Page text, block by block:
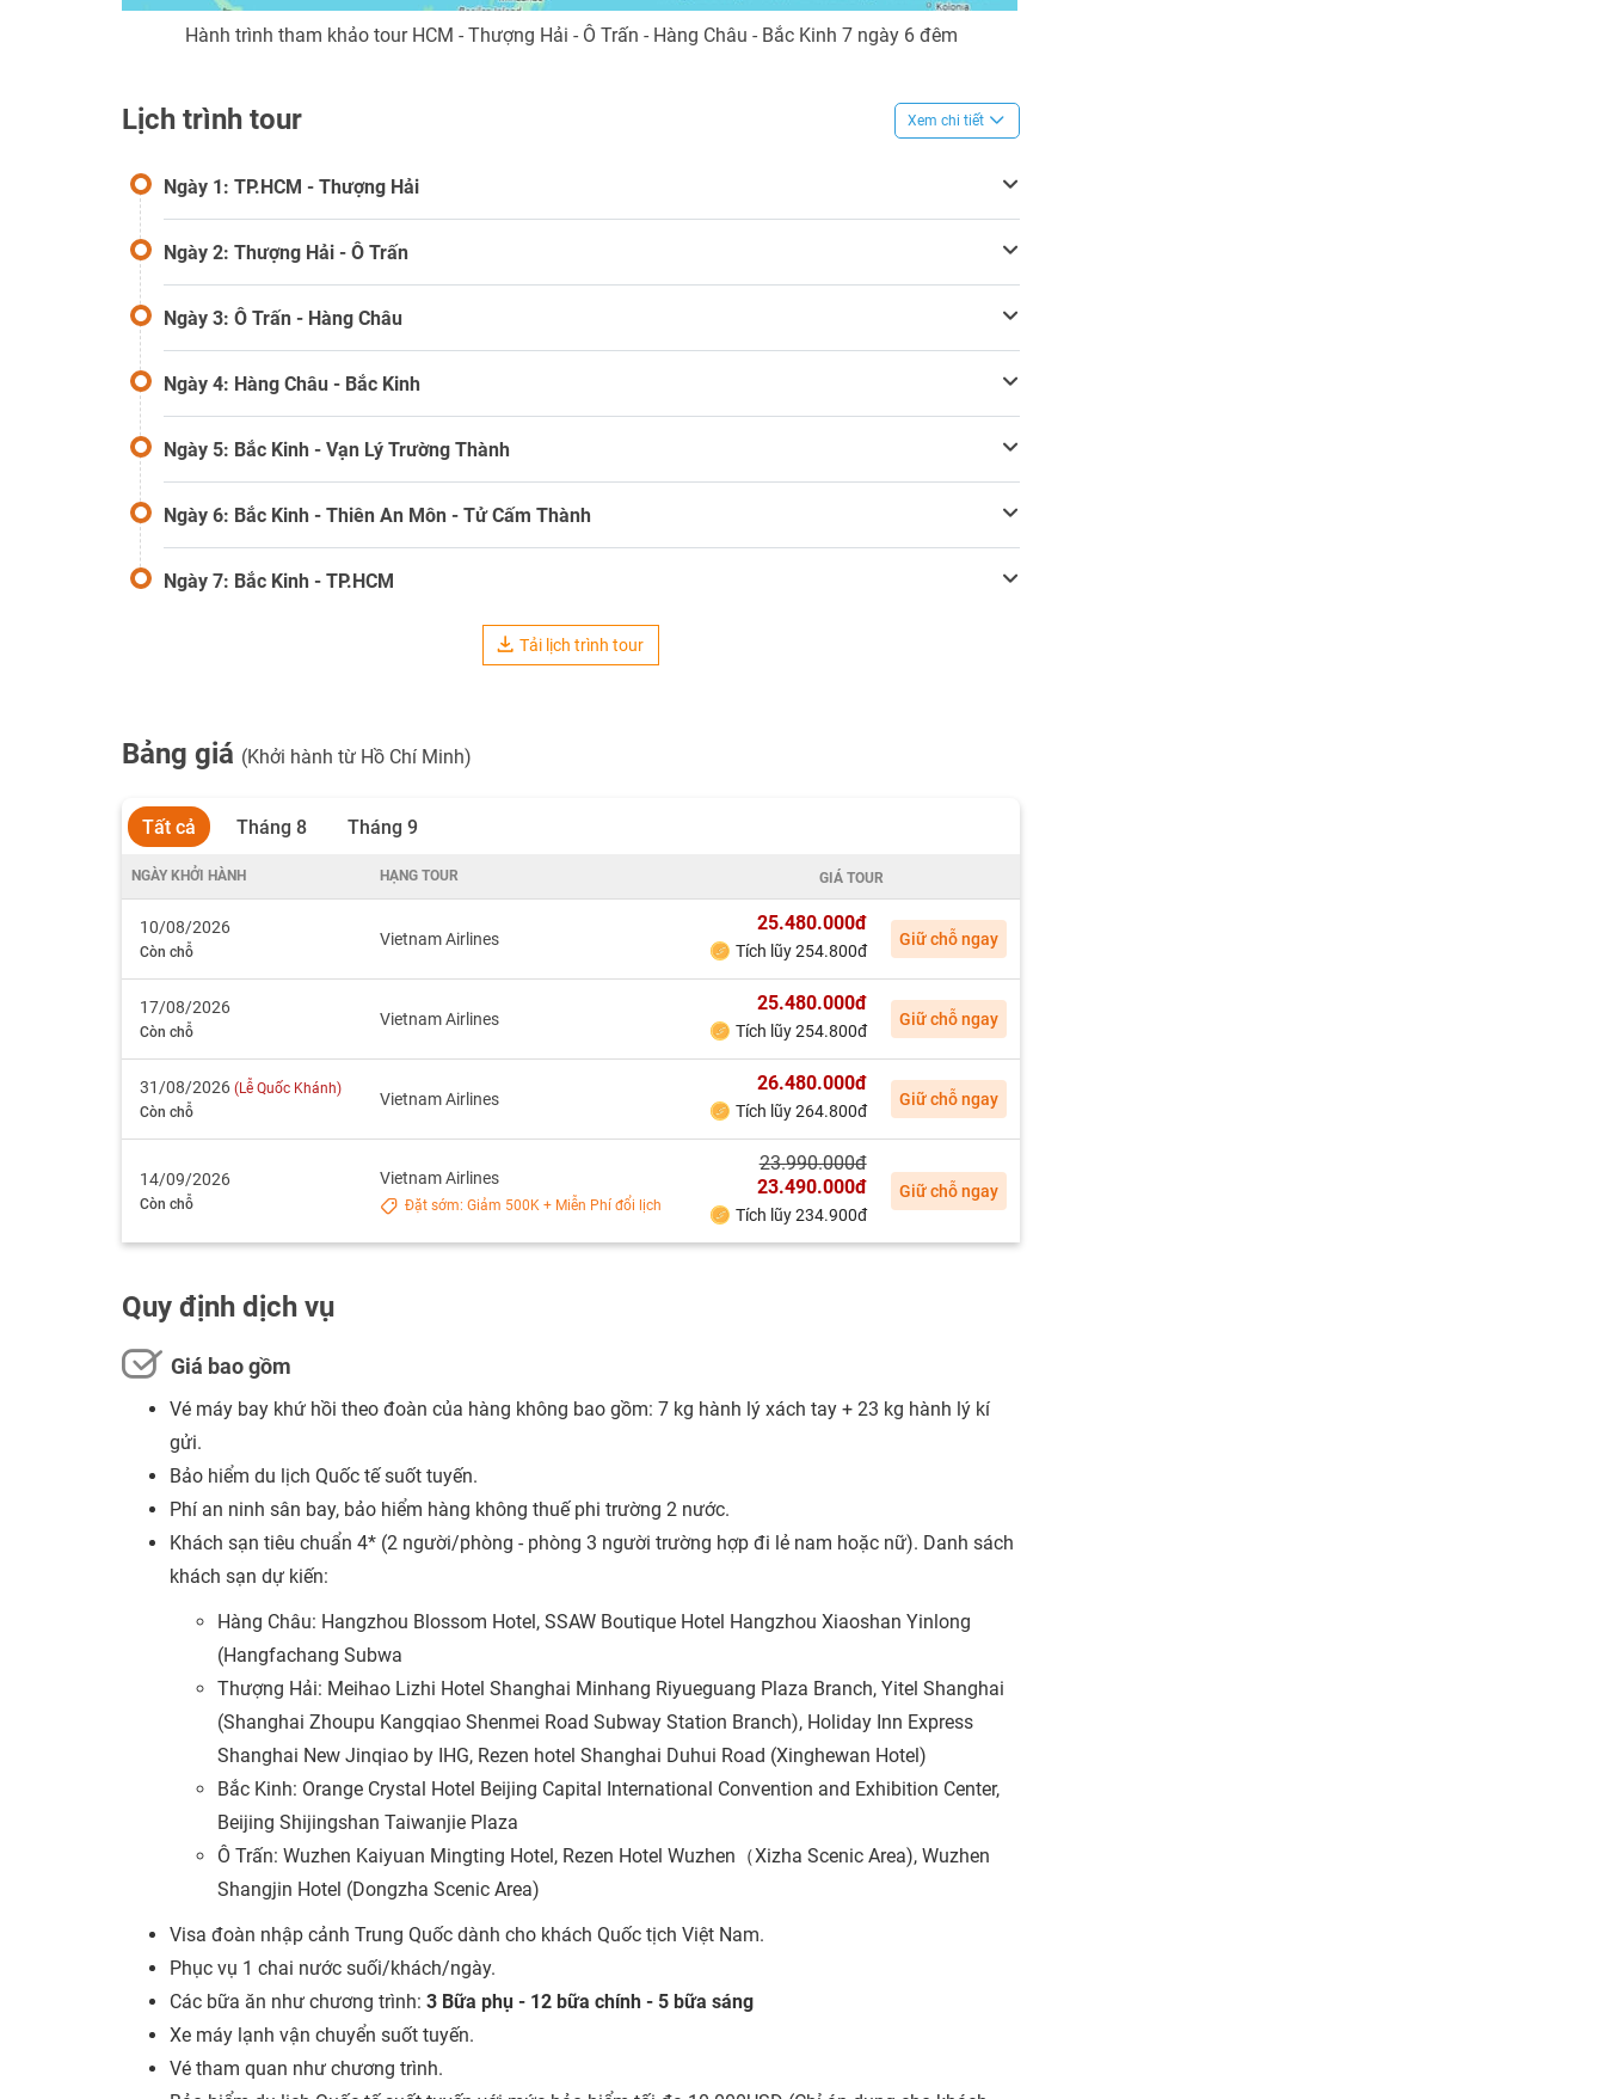
Hành trình tham khảo tour HCM - Thượng Hải - Ô Trấn - Hàng Châu - Bắc Kinh 7 ngày 6 đêm
Lịch trình tour Xem chi tiết
Ngày 1: TP.HCM - Thượng Hải
Ngày 2: Thượng Hải - Ô Trấn
Ngày 3: Ô Trấn - Hàng Châu
Ngày 4: Hàng Châu - Bắc Kinh
Ngày 5: Bắc Kinh - Vạn Lý Trường Thành
Ngày 6: Bắc Kinh - Thiên An Môn - Tử Cấm Thành
Ngày 7: Bắc Kinh - TP.HCM
Tải lịch trình tour
Bảng giá (Khởi hành từ Hồ Chí Minh)
Tất cả Tháng 8 Tháng 9
NGÀY KHỞI HÀNH HẠNG TOUR GIÁ TOUR
10/08/2026
Còn chỗ
Vietnam Airlines
25.480.000đ
Tích lũy 254.800đ
Giữ chỗ ngay
17/08/2026
Còn chỗ
Vietnam Airlines
25.480.000đ
Tích lũy 254.800đ
Giữ chỗ ngay
31/08/2026 (Lễ Quốc Khánh)
Còn chỗ
Vietnam Airlines
26.480.000đ
Tích lũy 264.800đ
Giữ chỗ ngay
14/09/2026
Còn chỗ
Vietnam Airlines
Đặt sớm: Giảm 500K + Miễn Phí đổi lịch
23.990.000đ
23.490.000đ
Tích lũy 234.900đ
Giữ chỗ ngay
Quy định dịch vụ
Giá bao gồm
Vé máy bay khứ hồi theo đoàn của hàng không bao gồm: 7 kg hành lý xách tay + 23 kg hành lý kí
gửi.
Bảo hiểm du lịch Quốc tế suốt tuyến.
Phí an ninh sân bay, bảo hiểm hàng không thuế phi trường 2 nước.
Khách sạn tiêu chuẩn 4* (2 người/phòng - phòng 3 người trường hợp đi lẻ nam hoặc nữ). Danh sách
khách sạn dự kiến:
Hàng Châu: Hangzhou Blossom Hotel, SSAW Boutique Hotel Hangzhou Xiaoshan Yinlong
(Hangfachang Subwa
Thượng Hải: Meihao Lizhi Hotel Shanghai Minhang Riyueguang Plaza Branch, Yitel Shanghai
(Shanghai Zhoupu Kangqiao Shenmei Road Subway Station Branch), Holiday Inn Express
Shanghai New Jinqiao by IHG, Rezen hotel Shanghai Duhui Road (Xinghewan Hotel)
Bắc Kinh: Orange Crystal Hotel Beijing Capital International Convention and Exhibition Center,
Beijing Shijingshan Taiwanjie Plaza
Ô Trấn: Wuzhen Kaiyuan Mingting Hotel, Rezen Hotel Wuzhen（Xizha Scenic Area), Wuzhen
Shangjin Hotel (Dongzha Scenic Area)
Visa đoàn nhập cảnh Trung Quốc dành cho khách Quốc tịch Việt Nam.
Phục vụ 1 chai nước suối/khách/ngày.
Các bữa ăn như chương trình: 3 Bữa phụ - 12 bữa chính - 5 bữa sáng
Xe máy lạnh vận chuyển suốt tuyến.
Vé tham quan như chương trình.